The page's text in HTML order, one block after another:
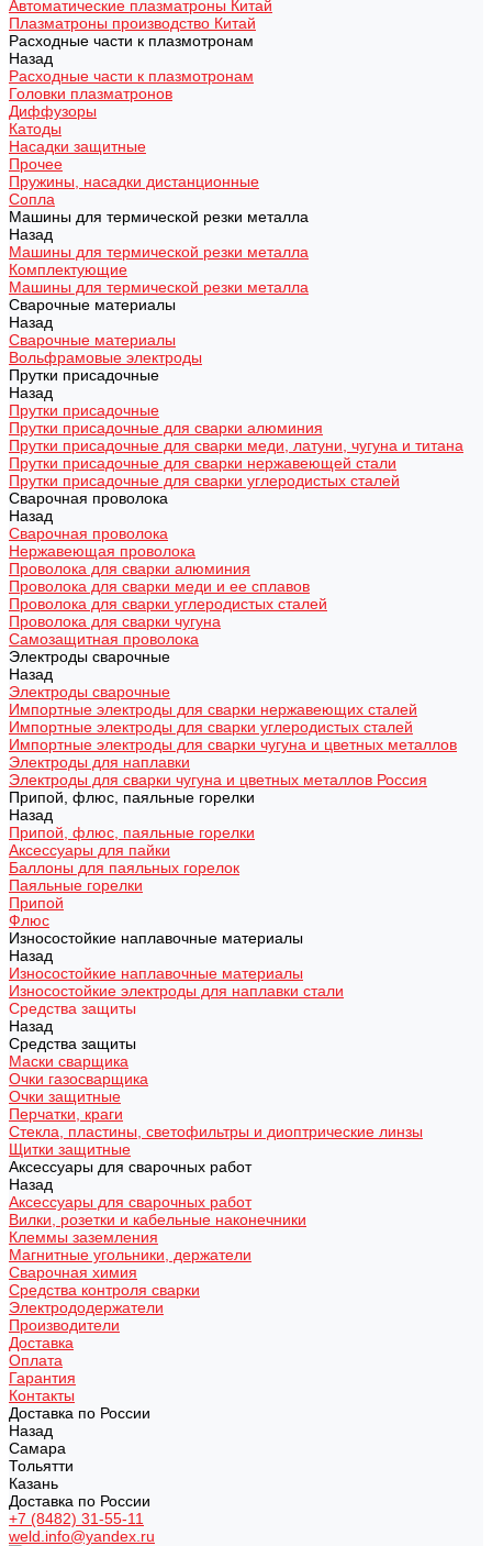
Автоматические плазматроны Китай
Плазматроны производство Китай
Расходные части к плазмотронам
Назад
Расходные части к плазмотронам
Головки плазматронов
Диффузоры
Катоды
Насадки защитные
Прочее
Пружины, насадки дистанционные
Сопла
Машины для термической резки металла
Назад
Машины для термической резки металла
Комплектующие
Машины для термической резки металла
Сварочные материалы
Назад
Сварочные материалы
Вольфрамовые электроды
Прутки присадочные
Назад
Прутки присадочные
Прутки присадочные для сварки алюминия
Прутки присадочные для сварки меди, латуни, чугуна и титана
Прутки присадочные для сварки нержавеющей стали
Прутки присадочные для сварки углеродистых сталей
Сварочная проволока
Назад
Сварочная проволока
Нержавеющая проволока
Проволока для сварки алюминия
Проволока для сварки меди и ее сплавов
Проволока для сварки углеродистых сталей
Проволока для сварки чугуна
Самозащитная проволока
Электроды сварочные
Назад
Электроды сварочные
Импортные электроды для сварки нержавеющих сталей
Импортные электроды для сварки углеродистых сталей
Импортные электроды для сварки чугуна и цветных металлов
Электроды для наплавки
Электроды для сварки чугуна и цветных металлов Россия
Припой, флюс, паяльные горелки
Назад
Припой, флюс, паяльные горелки
Аксессуары для пайки
Баллоны для паяльных горелок
Паяльные горелки
Припой
Флюс
Износостойкие наплавочные материалы
Назад
Износостойкие наплавочные материалы
Износостойкие электроды для наплавки стали
Средства защиты
Назад
Средства защиты
Маски сварщика
Очки газосварщика
Очки защитные
Перчатки, краги
Стекла, пластины, светофильтры и диоптрические линзы
Щитки защитные
Аксессуары для сварочных работ
Назад
Аксессуары для сварочных работ
Вилки, розетки и кабельные наконечники
Клеммы заземления
Магнитные угольники, держатели
Сварочная химия
Средства контроля сварки
Электрододержатели
Производители
Доставка
Оплата
Гарантия
Контакты
Доставка по России
Назад
Самара
Тольятти
Казань
Доставка по России
+7 (8482) 31-55-11
weld.info@yandex.ru